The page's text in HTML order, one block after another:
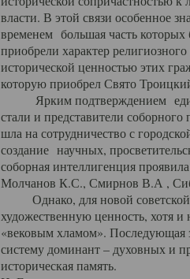
власти. В этой связи особенное
временем большая часть которых
приобрели характер
исторической ценностью этих
которую приобрел Свято
Ярким подтверждением
стали и представители
шла на сотрудничество с
создание научных,
соборная интеллигенция
Молчанов К.С., Смирнов В.А ,
Однако, для новой советской
художественную ценность, хотя
«вековым хламом». Последующая
систему доминант – духовных и
историческая память.